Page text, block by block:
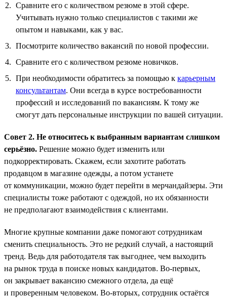
Сравните его с количеством резюме в этой сфере.
Учитывать нужно только специалистов с такими же
опытом и навыками, как у вас.
Посмотрите количество вакансий по новой профессии.
Сравните его с количеством резюме новичков.
При необходимости обратитесь за помощью к карьерным
консультантам. Они всегда в курсе востребованности
профессий и исследований по вакансиям. К тому же
смогут дать персональные инструкции по вашей ситуации.
Совет 2. Не относитесь к выбранным вариантам слишком
серьёзно. Решение можно будет изменить или
подкорректировать. Скажем, если захотите работать
продавцом в магазине одежды, а потом устанете
от коммуникации, можно будет перейти в мерчандайзеры. Эти
специалисты тоже работают с одеждой, но их обязанности
не предполагают взаимодействия с клиентами.
Многие крупные компании даже помогают сотрудникам
сменить специальность. Это не редкий случай, а настоящий
тренд. Ведь для работодателя так выгоднее, чем выходить
на рынок труда в поиске новых кандидатов. Во-первых,
он закрывает вакансию смежного отдела, да ещё
и проверенным человеком. Во-вторых, сотрудник остаётся